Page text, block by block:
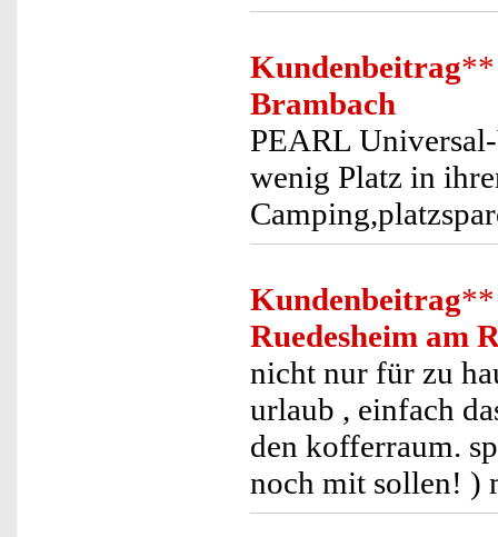
Kundenbeitrag**
Brambach
PEARL
wenig Platz in
Kundenbeitrag**
Ruedesheim am
nicht nur für zu
urlaub , einfach
den kofferraum.
noch mit sollen! )